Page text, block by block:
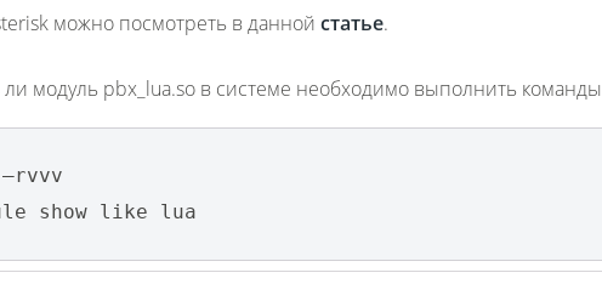
можно посмотреть в данной статье.
ли модуль pbx_lua.so в системе необходимо выполнить команды
show like lua